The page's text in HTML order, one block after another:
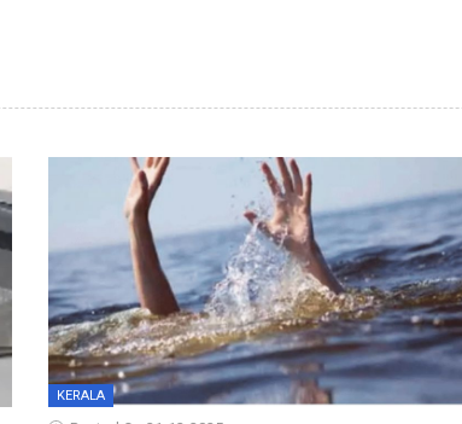
KERALA